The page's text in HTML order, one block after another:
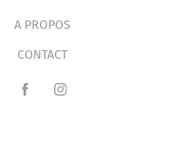
A PROPOS
CONTACT